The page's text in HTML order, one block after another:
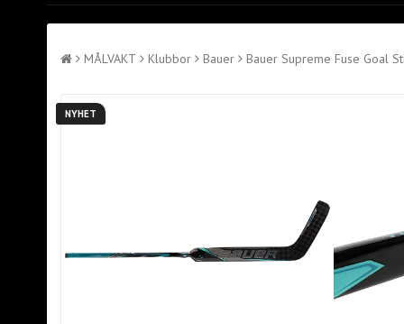
MÅLVAKT Klubbor Bauer Bauer Supreme Fuse Goal
NYHET